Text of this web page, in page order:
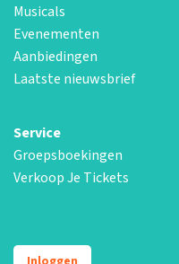
Musicals
Evenementen
Aanbiedingen
Laatste nieuwsbrief
Service
Groepsboekingen
Verkoop Je Tickets